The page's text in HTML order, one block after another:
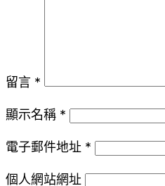
留言 *
顯示名稱 *
電子郵件地址 *
個人網站網址